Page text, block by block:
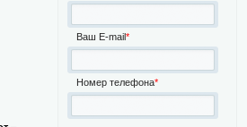
Ваш E-mail*
Номер телефона*